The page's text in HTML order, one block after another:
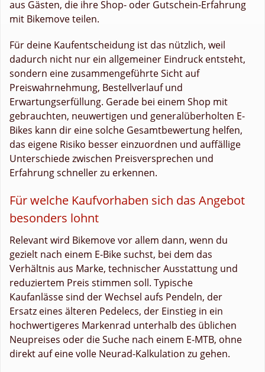
aus Gästen, die ihre Shop- oder Gutschein-Erfahrung
mit Bikemove teilen.
Für deine Kaufentscheidung ist das nützlich, weil
dadurch nicht nur ein allgemeiner Eindruck entsteht,
sondern eine zusammengeführte Sicht auf
Preiswahrnehmung, Bestellverlauf und
Erwartungserfüllung. Gerade bei einem Shop mit
gebrauchten, neuwertigen und generalüberholten E-
Bikes kann dir eine solche Gesamtbewertung helfen,
das eigene Risiko besser einzuordnen und auffällige
Unterschiede zwischen Preisversprechen und
Erfahrung schneller zu erkennen.
Für welche Kaufvorhaben sich das Angebot
besonders lohnt
Relevant wird Bikemove vor allem dann, wenn du
gezielt nach einem E-Bike suchst, bei dem das
Verhältnis aus Marke, technischer Ausstattung und
reduziertem Preis stimmen soll. Typische
Kaufanlässe sind der Wechsel aufs Pendeln, der
Ersatz eines älteren Pedelecs, der Einstieg in ein
hochwertigeres Markenrad unterhalb des üblichen
Neupreises oder die Suche nach einem E-MTB, ohne
direkt auf eine volle Neurad-Kalkulation zu gehen.